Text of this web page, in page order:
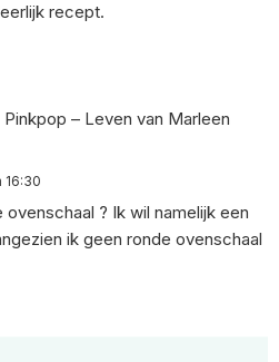
recept.
Pinkpop – Leven van Marleen
16:30
? Ik wil namelijk een
ik geen ronde ovenschaal